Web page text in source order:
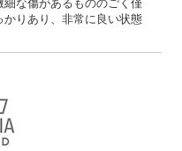
細な傷があるもののごく僅
かりあり、非常に良い状態